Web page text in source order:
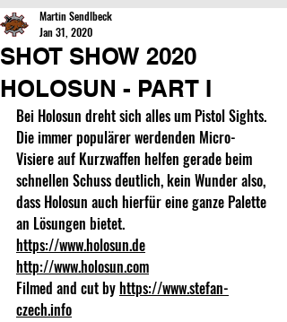
SHOT SHOW 2020
HOLOSUN - PART I
Martin Sendlbeck
Jan 31, 2020
Bei Holosun dreht sich alles um Pistol Sights.
Die immer populärer werdenden Micro-
Visiere auf Kurzwaffen helfen gerade beim
schnellen Schuss deutlich, kein Wunder also,
dass Holosun auch hierfür eine ganze Palette
an Lösungen bietet.
https://www.holosun.de
http://www.holosun.com
Filmed and cut by https://www.stefan-
czech.info